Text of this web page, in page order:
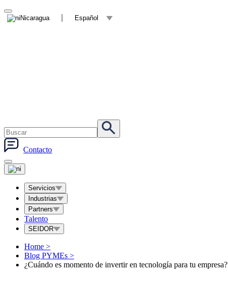
Nicaragua Español
Contacto
Servicios
Industrias
Partners
Talento
SEIDOR
Home >
Blog PYMEs >
¿Cuándo es momento de invertir en tecnología para tu empresa?